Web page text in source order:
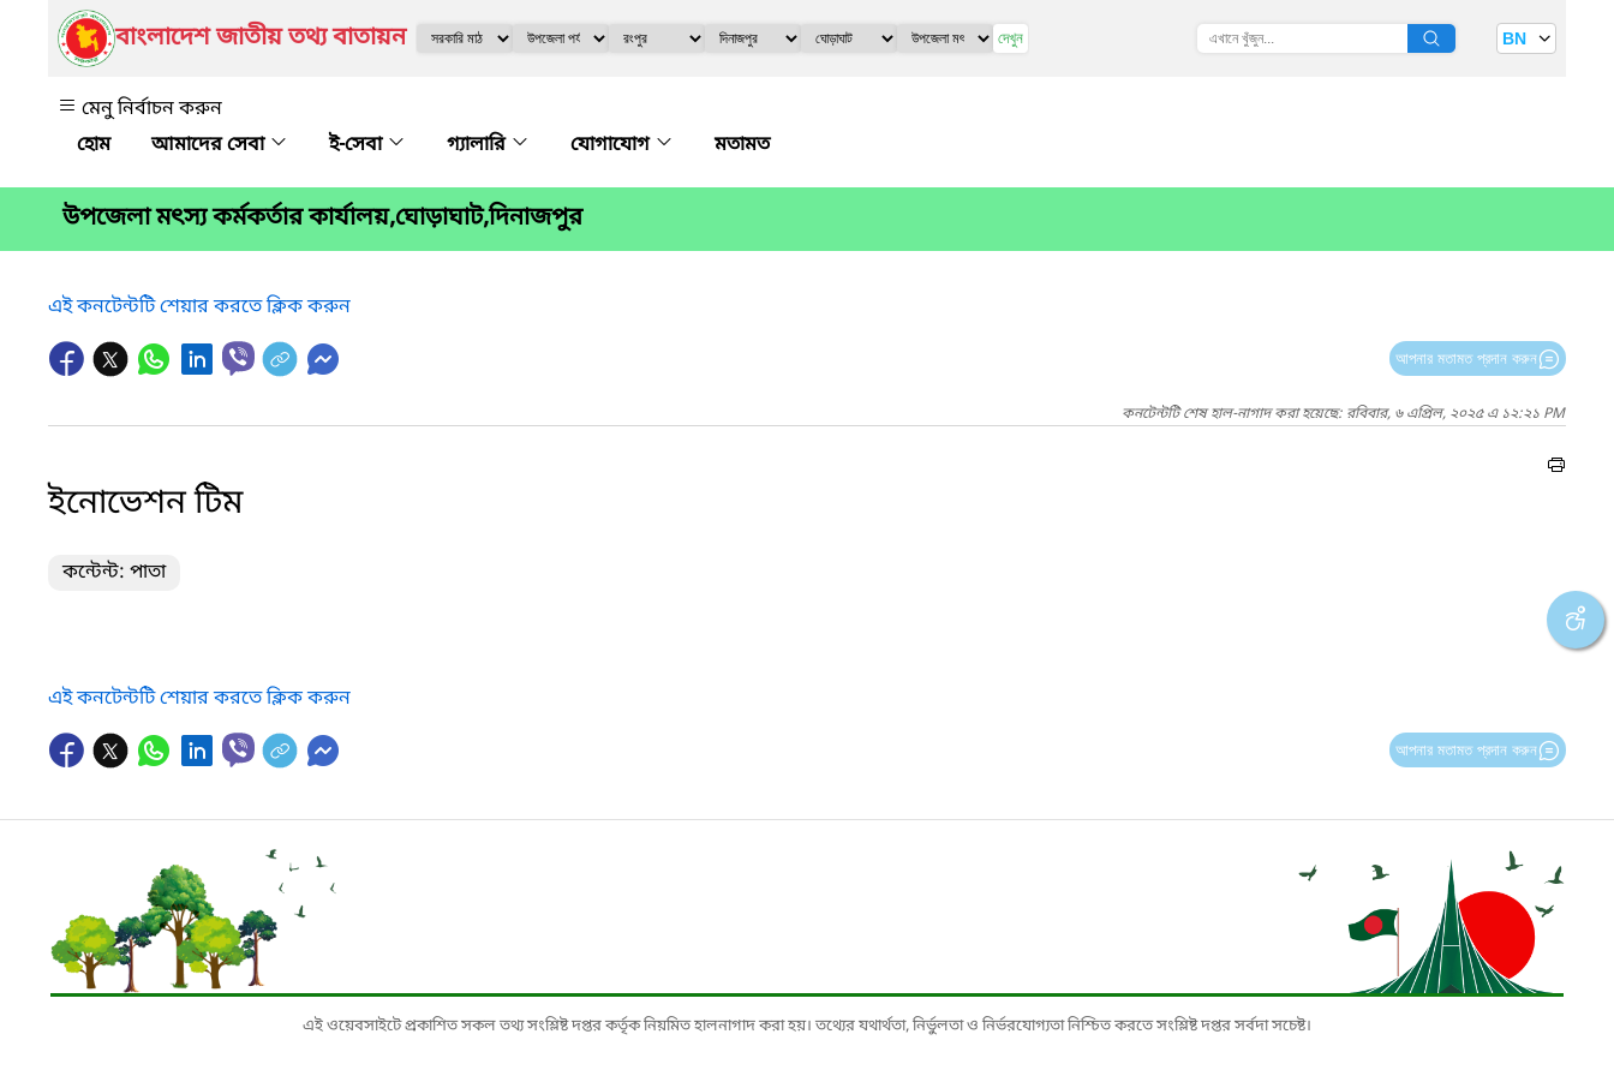
বাংলাদেশ জাতীয় তথ্য বাতায়ন দেখুন BN
মেনু নির্বাচন করুন
আমাদের সেবা
ই-সেবা গ্যালারি যোগাযোগ মতামত
উপজেলা মৎস্য কর্মকর্তার কার্যালয়,ঘোড়াঘাট,দিনাজপুর
এই কনটেন্টটি শেয়ার করতে ক্লিক করুন
আপনার মতামত প্রদান করুন
কনটেন্টটি শেষ হাল-নাগাদ করা হয়েছে: রবিবার, ৬ এপ্রিল, ২০২৫ এ ১২:২১ PM
ইনোভেশন টিম
কন্টেন্ট: পাতা
এই কনটেন্টটি শেয়ার করতে ক্লিক করুন
আপনার মতামত প্রদান করুন
এই ওয়েবসাইটে প্রকাশিত সকল তথ্য সংশ্লিষ্ট দপ্তর কর্তৃক নিয়মিত হালনাগাদ করা হয়। তথ্যের যথার্থতা, নির্ভুলতা ও নির্ভরযোগ্যতা নিশ্চিত করতে সংশ্লিষ্ট দপ্তর সর্বদা সচেষ্ট।